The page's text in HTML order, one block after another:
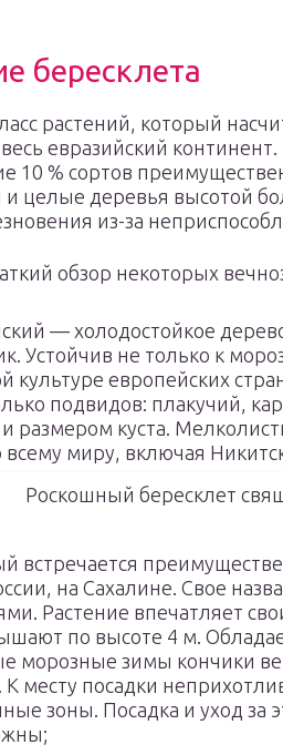
бересклета
растений, который
евразийский
10 % сортов
и целые деревья высотой
из-за
обзор некоторых
— холодостойкое
Устойчив не только к
культуре европейских
подвидов: плакучий,
размером куста.
всему миру, включая
Роскошный бересклет
встречается
на Сахалине. Свое
Растение впечатляет
по высоте 4 м.
морозные зимы кончики
К месту посадки
зоны. Посадка и уход за